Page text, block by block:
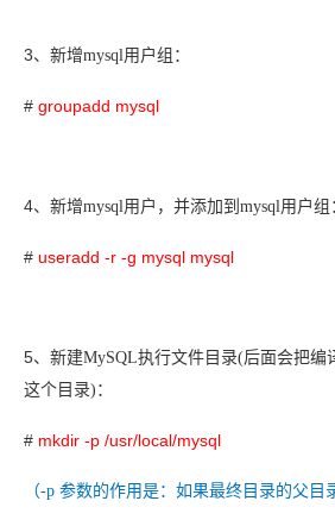
3、 新增mysql用户组：
# groupadd mysql
4、 新增mysql用户，并添加到mysql用户组
# useradd -r -g mysql mysql
5、 新建MySQL执行文件目录(后面会把编
这个目录)：
# mkdir -p /usr/local/mysql
（-p 参数的作用是：如果最终目录的父目